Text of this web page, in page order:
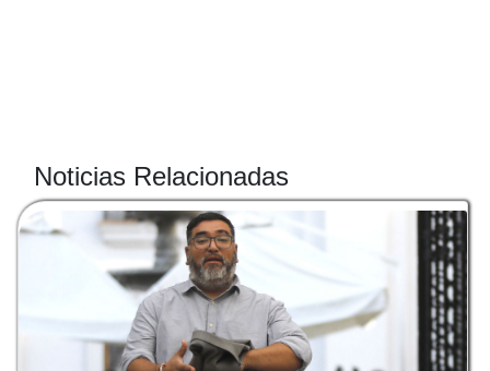
Noticias Relacionadas